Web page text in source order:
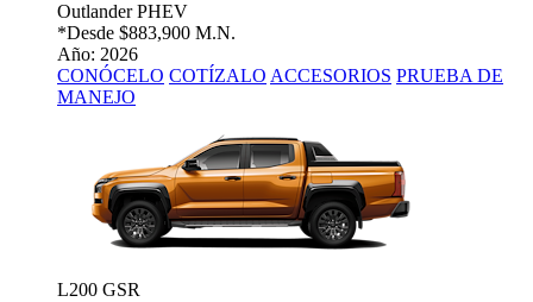
Outlander PHEV
*Desde $883,900 M.N.
Año: 2026
CONÓCELO COTÍZALO ACCESORIOS PRUEBA DE
MANEJO
L200 GSR